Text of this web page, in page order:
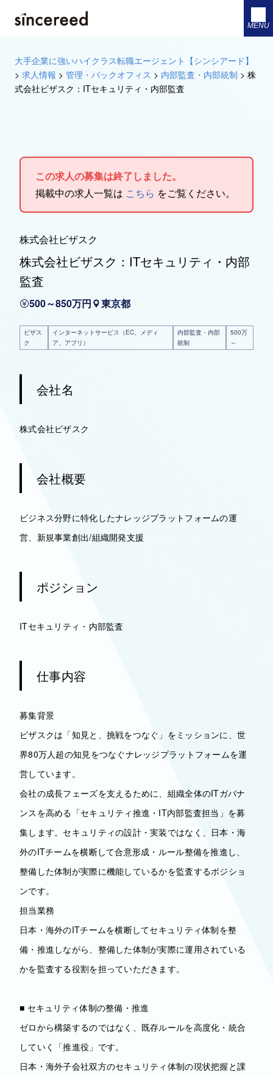
MENU
大手企業に強いハイクラス転職エージェント【シンシアード】
> 求人情報 > 管理・バックオフィス > 内部監査・内部統制 > 株
式会社ビザスク：ITセキュリティ・内部監査
この求人の募集は終了しました。
掲載中の求人一覧は こちら をご覧ください。
株式会社ビザスク
株式会社ビザスク：ITセキュリティ・内部
監査
500～850万円 東京都
ビザス
ク
インターネットサービス（EC、メディ
ア、アプリ）
内部監査・内部
統制
500万
～
会社名
株式会社ビザスク
会社概要
ビジネス分野に特化したナレッジプラットフォームの運
営、新規事業創出/組織開発支援
ポジション
ITセキュリティ・内部監査
仕事内容
募集背景
ビザスクは「知見と、挑戦をつなぐ」をミッションに、世
界80万人超の知見をつなぐナレッジプラットフォームを運
営しています。
会社の成長フェーズを支えるために、組織全体のITガバナ
ンスを高める「セキュリティ推進・IT内部監査担当」を募
集します。セキュリティの設計・実装ではなく、日本・海
外のITチームを横断して合意形成・ルール整備を推進し、
整備した体制が実際に機能しているかを監査するポジショ
ンです。
担当業務
日本・海外のITチームを横断してセキュリティ体制を整
備・推進しながら、整備した体制が実際に運用されている
かを監査する役割を担っていただきます。
■ セキュリティ体制の整備・推進
ゼロから構築するのではなく、既存ルールを高度化・統合
していく「推進役」です。
日本・海外子会社双方のセキュリティ体制の現状把握と課